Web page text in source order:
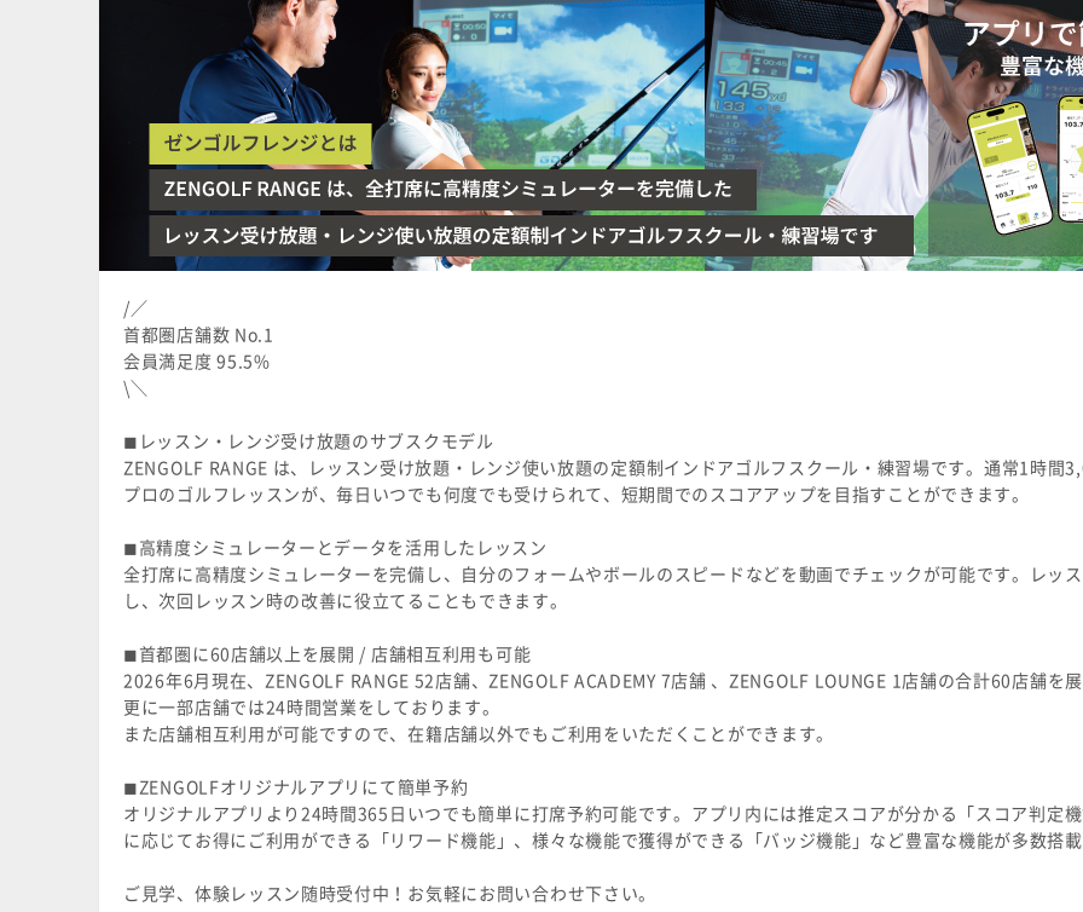
/／
首都圏店舗数 No.1
会員満足度 95.5%
\＼
◼︎レッスン・レンジ受け放題のサブスクモデル
ZENGOLF RANGE は、レッスン受け放題・レンジ使い放題の定額制インドアゴルフスクール・練習場です。通常1時間
プロのゴルフレッスンが、毎日いつでも何度でも受けられて、短期間でのスコアアップを目指すことができます。
◼︎高精度シミュレーターとデータを活用したレッスン
全打席に高精度シミュレーターを完備し、自分のフォームやボールのスピードなどを動画でチェックが可能です。レッ
し、次回レッスン時の改善に役立てることもできます。
◼︎首都圏に60店舗以上を展開 / 店舗相互利用も可能
2026年6月現在、ZENGOLF RANGE 52店舗、ZENGOLF ACADEMY 7店舗 、ZENGOLF LOUNGE 1店舗の合計60店舗を
更に一部店舗では24時間営業をしております。
また店舗相互利用が可能ですので、在籍店舗以外でもご利用をいただくことができます。
◼︎ZENGOLFオリジナルアプリにて簡単予約
オリジナルアプリより24時間365日いつでも簡単に打席予約可能です。アプリ内には推定スコアが分かる「スコア判定
に応じてお得にご利用ができる「リワード機能」、様々な機能で獲得ができる「バッジ機能」など豊富な機能が多数搭
ご見学、体験レッスン随時受付中！お気軽にお問い合わせ下さい。